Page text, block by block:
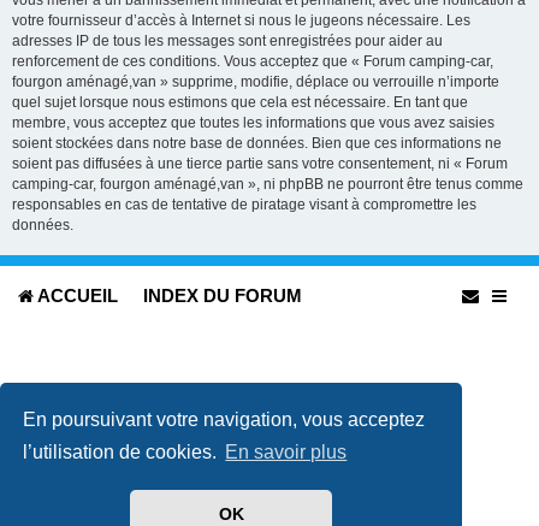
En poursuivant votre navigation, vous acceptez
l’utilisation de cookies. En savoir plus
OK
votre fournisseur d’accès à Internet si nous le jugeons nécessaire. Les
adresses IP de tous les messages sont enregistrées pour aider au
renforcement de ces conditions. Vous acceptez que « Forum camping-car,
fourgon aménagé,van » supprime, modifie, déplace ou verrouille n’importe
quel sujet lorsque nous estimons que cela est nécessaire. En tant que
membre, vous acceptez que toutes les informations que vous avez saisies
soient stockées dans notre base de données. Bien que ces informations ne
soient pas diffusées à une tierce partie sans votre consentement, ni « Forum
camping-car, fourgon aménagé,van », ni phpBB ne pourront être tenus comme
responsables en cas de tentative de piratage visant à compromettre les
données.
ACCUEIL INDEX DU FORUM